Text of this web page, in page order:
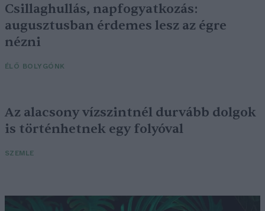
Csillaghullás, napfogyatkozás:
augusztusban érdemes lesz az égre
nézni
ÉLŐ BOLYGÓNK
Az alacsony vízszintnél durvább dolgok
is történhetnek egy folyóval
SZEMLE